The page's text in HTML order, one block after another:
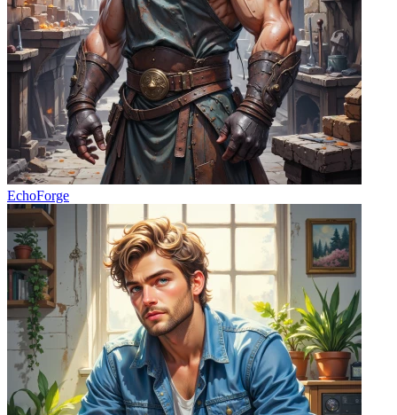
EchoForge